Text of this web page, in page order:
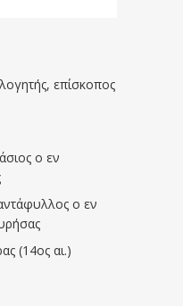
επίσκοπος
ο εν
ο εν
(14ος αι.)